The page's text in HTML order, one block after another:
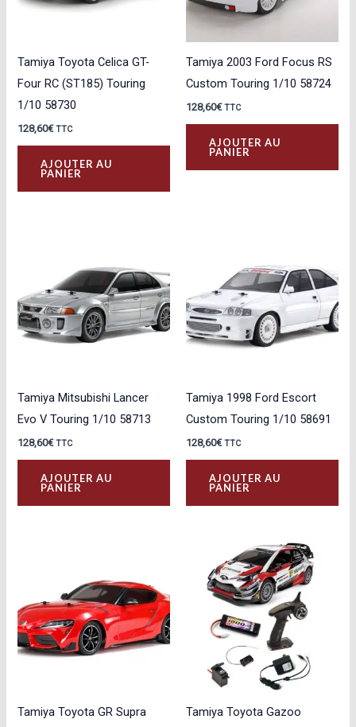
Tamiya Toyota Celica GT-
Four RC (ST185) Touring
1/10 58730
128,60€ TTC
AJOUTER AU
PANIER
Tamiya 2003 Ford Focus RS
Custom Touring 1/10 58724
128,60€ TTC
AJOUTER AU
PANIER
Tamiya Mitsubishi Lancer
Evo V Touring 1/10 58713
128,60€ TTC
AJOUTER AU
PANIER
Tamiya 1998 Ford Escort
Custom Touring 1/10 58691
128,60€ TTC
AJOUTER AU
PANIER
Tamiya Toyota GR Supra
Tamiya Toyota Gazoo